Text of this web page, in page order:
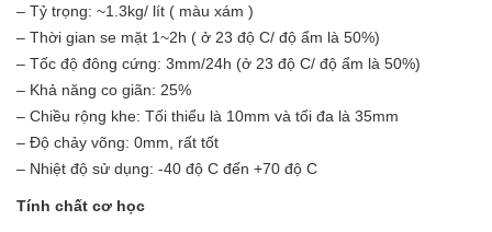
– Tỷ trọng: ~1.3kg/ lít ( màu xám )
– Thời gian se mặt 1~2h ( ở 23 độ C/ độ ẩm là 50%)
– Tốc độ đông cứng: 3mm/24h (ở 23 độ C/ độ ẩm là 50%)
– Khả năng co giãn: 25%
– Chiều rộng khe: Tối thiểu là 10mm và tối đa là 35mm
– Độ chảy võng: 0mm, rất tốt
– Nhiệt độ sử dụng: -40 độ C đến +70 độ C
Tính chất cơ học